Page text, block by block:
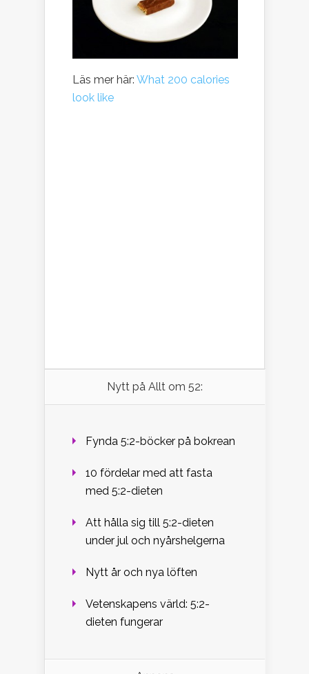
Läs mer här: What 200 calories
look like
Nytt på Allt om 52:
Fynda 5:2-böcker på bokrean
10 fördelar med att fasta
med 5:2-dieten
Att hålla sig till 5:2-dieten
under jul och nyårshelgerna
Nytt år och nya löften
Vetenskapens värld: 5:2-
dieten fungerar